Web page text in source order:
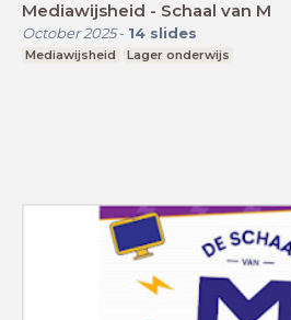
Mediawijsheid - Schaal van M
October 2025- 14 slides
Mediawijsheid Lager onderwijs